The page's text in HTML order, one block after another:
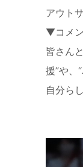
アウト
▼コメ
皆さん
援”や、
自分ら